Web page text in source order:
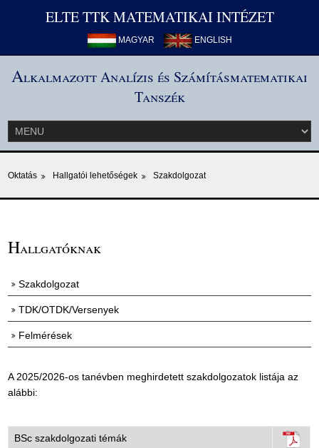
ELTE TTK MATEMATIKAI INTÉZET
MAGYAR ENGLISH
Alkalmazott Analízis és Számításmatematikai
Tanszék
Oktatás Hallgatói lehetőségek Szakdolgozat
Hallgatóknak
Szakdolgozat
TDK/OTDK/Versenyek
Felmérések
A 2025/2026-os tanévben meghirdetett szakdolgozatok listája az
alábbi:
BSc szakdolgozati témák